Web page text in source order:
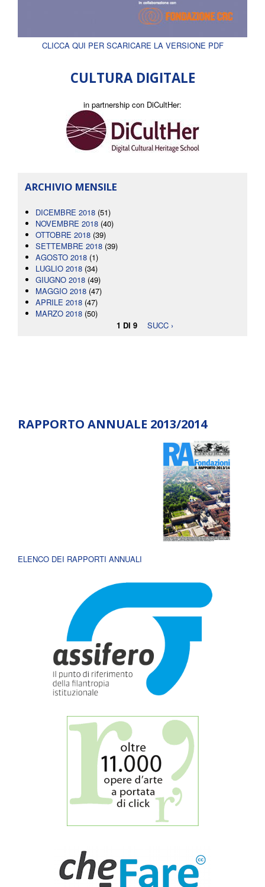
CLICCA QUI PER SCARICARE LA VERSIONE PDF
CULTURA DIGITALE
in partnership con DiCultHer:
ARCHIVIO MENSILE
DICEMBRE 2018 (51)
NOVEMBRE 2018 (40)
OTTOBRE 2018 (39)
SETTEMBRE 2018 (39)
AGOSTO 2018 (1)
LUGLIO 2018 (34)
GIUGNO 2018 (49)
MAGGIO 2018 (47)
APRILE 2018 (47)
MARZO 2018 (50)
1 DI 9
SUCC ›
RAPPORTO ANNUALE 2013/2014
ELENCO DEI RAPPORTI ANNUALI